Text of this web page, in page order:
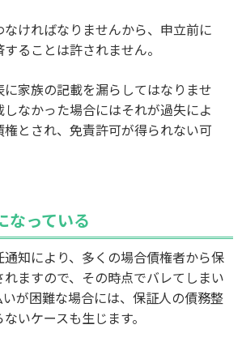
ければなりませんから、申立前に
ることは許されません。
に家族の記載を漏らしてはなりませ
なかった場合にはそれが過失によ
とされ、免責許可が得られない可
なっている
知により、多くの場合債権者から保
ますので、その時点でバレてしまい
が困難な場合には、保証人の債務整
いケースも生じます。